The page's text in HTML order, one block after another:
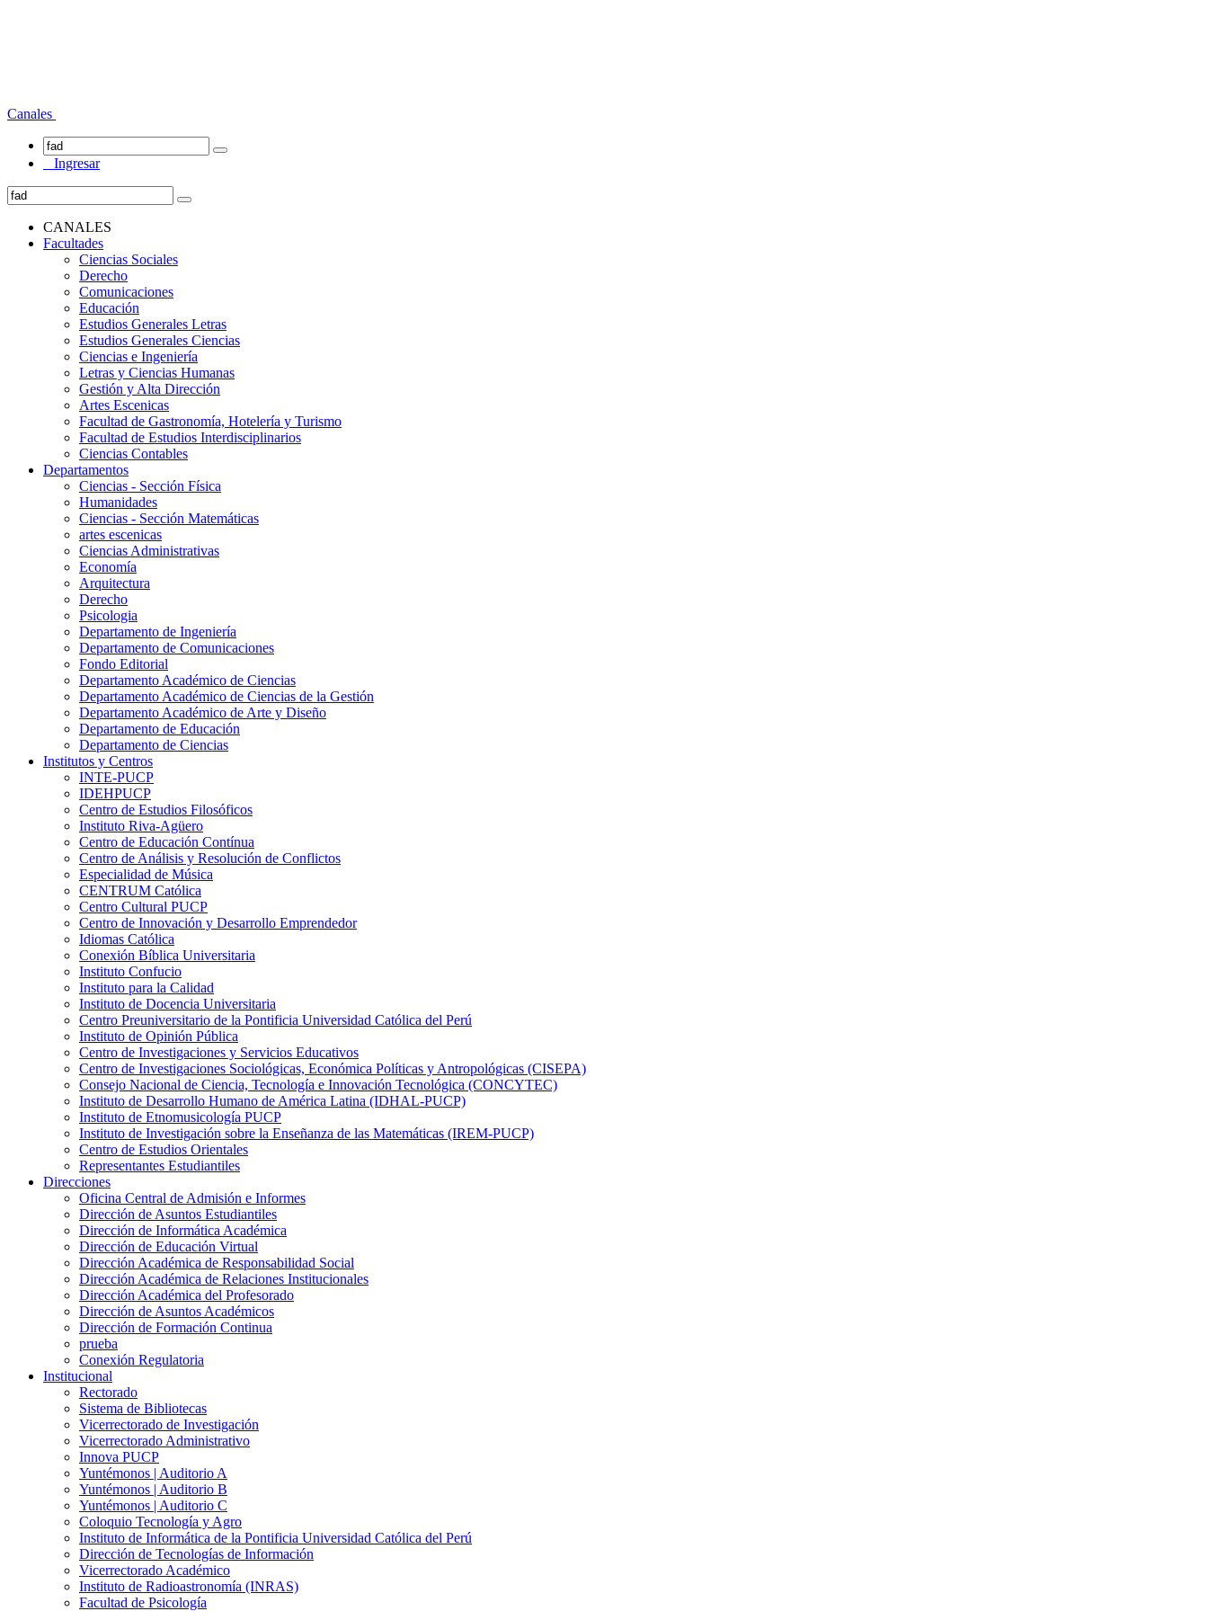
Canales
Ingresar
CANALES
Facultades
Ciencias Sociales
Derecho
Comunicaciones
Educación
Estudios Generales Letras
Estudios Generales Ciencias
Ciencias e Ingeniería
Letras y Ciencias Humanas
Gestión y Alta Dirección
Artes Escenicas
Facultad de Gastronomía, Hotelería y Turismo
Facultad de Estudios Interdisciplinarios
Ciencias Contables
Departamentos
Ciencias - Sección Física
Humanidades
Ciencias - Sección Matemáticas
artes escenicas
Ciencias Administrativas
Economía
Arquitectura
Derecho
Psicologia
Departamento de Ingeniería
Departamento de Comunicaciones
Fondo Editorial
Departamento Académico de Ciencias
Departamento Académico de Ciencias de la Gestión
Departamento Académico de Arte y Diseño
Departamento de Educación
Departamento de Ciencias
Institutos y Centros
INTE-PUCP
IDEHPUCP
Centro de Estudios Filosóficos
Instituto Riva-Agüero
Centro de Educación Contínua
Centro de Análisis y Resolución de Conflictos
Especialidad de Música
CENTRUM Católica
Centro Cultural PUCP
Centro de Innovación y Desarrollo Emprendedor
Idiomas Católica
Conexión Bíblica Universitaria
Instituto Confucio
Instituto para la Calidad
Instituto de Docencia Universitaria
Centro Preuniversitario de la Pontificia Universidad Católica del Perú
Instituto de Opinión Pública
Centro de Investigaciones y Servicios Educativos
Centro de Investigaciones Sociológicas, Económica Políticas y Antropológicas (CISEPA)
Consejo Nacional de Ciencia, Tecnología e Innovación Tecnológica (CONCYTEC)
Instituto de Desarrollo Humano de América Latina (IDHAL-PUCP)
Instituto de Etnomusicología PUCP
Instituto de Investigación sobre la Enseñanza de las Matemáticas (IREM-PUCP)
Centro de Estudios Orientales
Representantes Estudiantiles
Direcciones
Oficina Central de Admisión e Informes
Dirección de Asuntos Estudiantiles
Dirección de Informática Académica
Dirección de Educación Virtual
Dirección Académica de Responsabilidad Social
Dirección Académica de Relaciones Institucionales
Dirección Académica del Profesorado
Dirección de Asuntos Académicos
Dirección de Formación Continua
prueba
Conexión Regulatoria
Institucional
Rectorado
Sistema de Bibliotecas
Vicerrectorado de Investigación
Vicerrectorado Administrativo
Innova PUCP
Yuntémonos | Auditorio A
Yuntémonos | Auditorio B
Yuntémonos | Auditorio C
Coloquio Tecnología y Agro
Instituto de Informática de la Pontificia Universidad Católica del Perú
Dirección de Tecnologías de Información
Vicerrectorado Académico
Instituto de Radioastronomía (INRAS)
Facultad de Psicología